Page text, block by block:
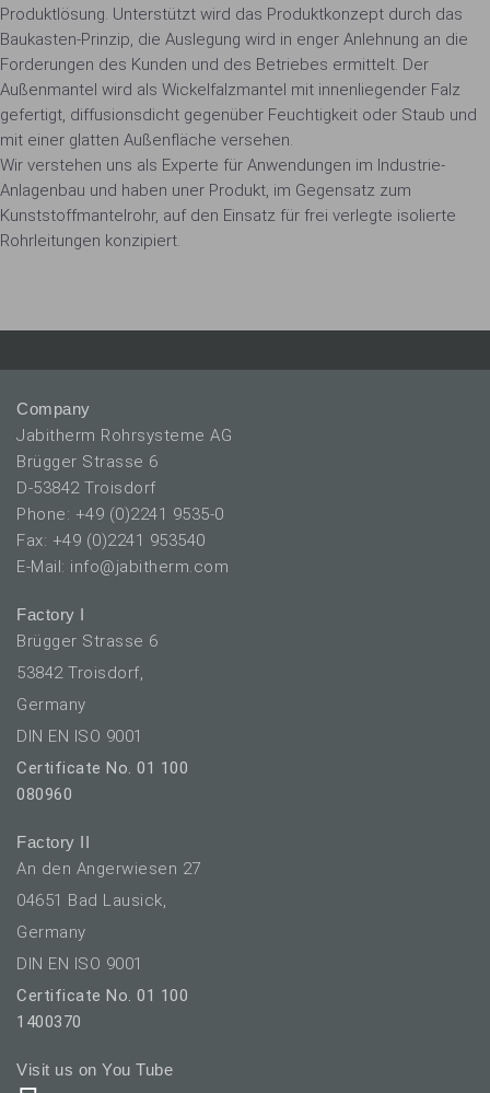
Produktlösung. Unterstützt wird das Produktkonzept durch das
Baukasten-Prinzip, die Auslegung wird in enger Anlehnung an die
Forderungen des Kunden und des Betriebes ermittelt. Der
Außenmantel wird als Wickelfalzmantel mit innenliegender Falz
gefertigt, diffusionsdicht gegenüber Feuchtigkeit oder Staub und
mit einer glatten Außenfläche versehen.
Wir verstehen uns als Experte für Anwendungen im Industrie-
Anlagenbau und haben uner Produkt, im Gegensatz zum
Kunststoffmantelrohr, auf den Einsatz für frei verlegte isolierte
Rohrleitungen konzipiert.
Company
Jabitherm Rohrsysteme AG
Brügger Strasse 6
D-53842 Troisdorf
Phone: +49 (0)2241 9535-0
Fax: +49 (0)2241 953540
E-Mail: info@jabitherm.com
Factory I
Brügger Strasse 6
53842 Troisdorf,
Germany
DIN EN ISO 9001
Certificate No. 01 100
080960
Factory II
An den Angerwiesen 27
04651 Bad Lausick,
Germany
DIN EN ISO 9001
Certificate No. 01 100
1400370
Visit us on You Tube